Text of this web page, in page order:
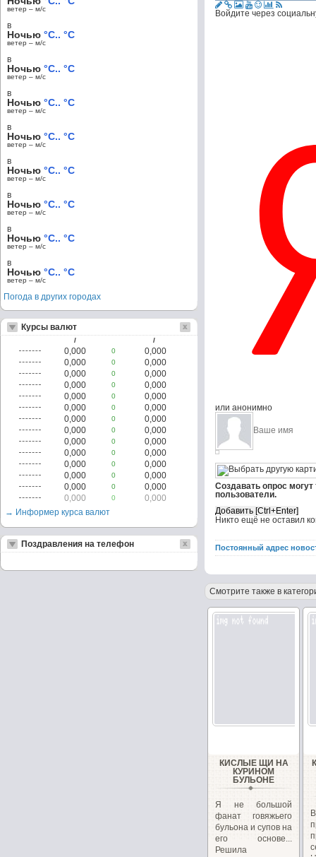
Войдите через
или анонимно
Создавать опрос
пользователи.
Никто ещё не оставил
Постоянный адрес
Смотрите также в
КИСЛЫЕ ЩИ НА
КУРИНОМ
БУЛЬОНЕ
Я не большой
фанат говяжьего
бульона и супов на
его основе...
Решила
ветер – м/c
в
Ночью °C.. °C
ветер – м/c
в
Ночью °C.. °C
ветер – м/c
в
Ночью °C.. °C
ветер – м/c
в
Ночью °C.. °C
ветер – м/c
в
Ночью °C.. °C
ветер – м/c
в
Ночью °C.. °C
ветер – м/c
в
Ночью °C.. °C
ветер – м/c
в
Ночью °C.. °C
ветер – м/c
Погода в других городах
Курсы валют
/ /
0,000 0
0,000
0,000
0
0,000
0,000
0
0,000
0,000
0
0,000
0,000
0
0,000
0,000
0
0,000
0,000
0
0,000
0,000
0
0,000
0,000
0
0,000
0,000
0
0,000
0,000
0
0,000
0,000
0
0,000
0,000
0
0,000
0,000
0
0,000
→ Информер курса валют
Поздравления на телефон